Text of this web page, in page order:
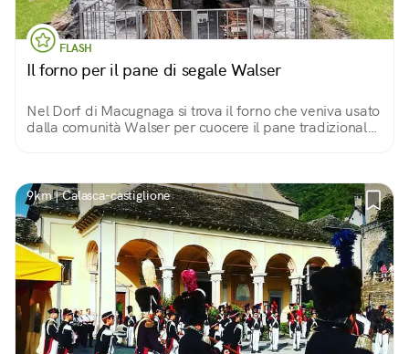
FLASH
Il forno per il pane di segale Walser
Nel Dorf di Macugnaga si trova il forno che veniva usato
dalla comunità Walser per cuocere il pane tradizionale
9km | Calasca-castiglione